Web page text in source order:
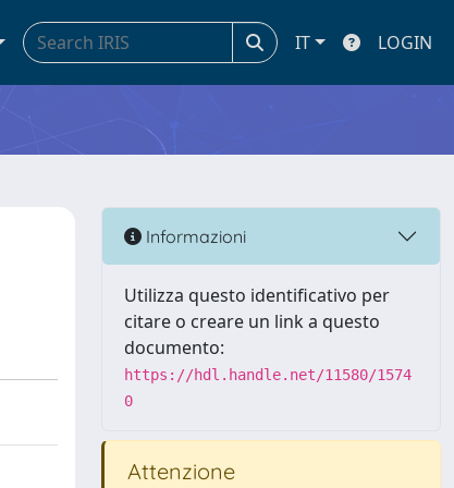
IT LOGIN
Informazioni
Utilizza questo identificativo per
citare o creare un link a questo
documento:
https://hdl.handle.net/11580/1574
0
Attenzione